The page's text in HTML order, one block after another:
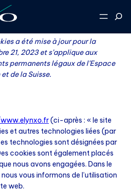
a été mise à jour pour la
21, 2023 et s’applique aux
permanents légaux de l’Espace
de la Suisse.
(ci-après : « le site
et autres technologies liées (par
technologies sont désignées par
cookies sont également placés
nous avons engagées. Dans le
vous informons de l’utilisation
web.